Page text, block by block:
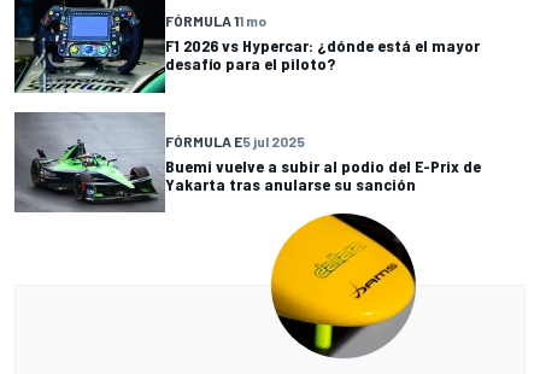
FÓRMULA 11 mo
F1 2026 vs Hypercar: ¿dónde está el mayor
desafío para el piloto?
FÓRMULA E5 jul 2025
Buemi vuelve a subir al podio del E-Prix de
Yakarta tras anularse su sanción